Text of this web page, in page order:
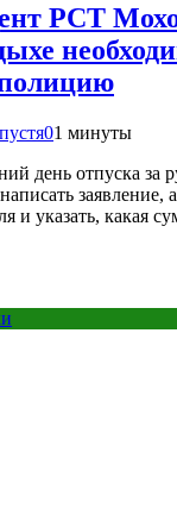
РСТ
01 минуты
день отпуска за
заявление,
и указать, какая